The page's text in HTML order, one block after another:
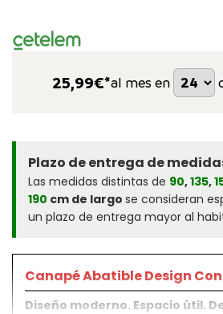
25,99€*al mes en
Plazo de entrega de
Las medidas distintas de 90,135,
190 cm de largo se consideran
un plazo de entrega mayor al
Canapé Abatible Design
Diseño moderno. Espacio útil.